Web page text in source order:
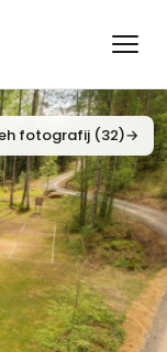
fotografij (32)→